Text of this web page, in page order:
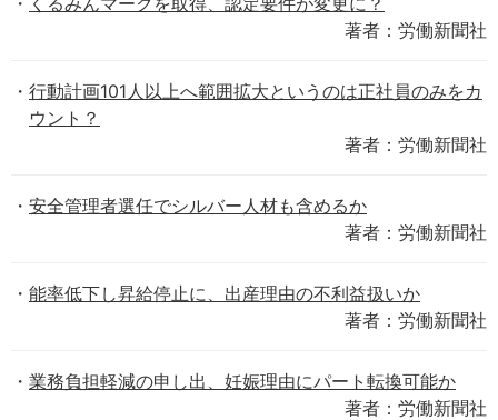
著者：労働新聞社
行動計画101人以上へ範囲拡大というのは正社員のみをカ
ウント？
著者：労働新聞社
安全管理者選任でシルバー人材も含めるか
著者：労働新聞社
能率低下し昇給停止に、出産理由の不利益扱いか
著者：労働新聞社
業務負担軽減の申し出、妊娠理由にパート転換可能か
著者：労働新聞社